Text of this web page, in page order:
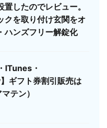
置したのでレビュー。
クを取り付け玄関をオ
ハンズフリー解錠化
ITunes・
ギフト券割引販売は
テン）